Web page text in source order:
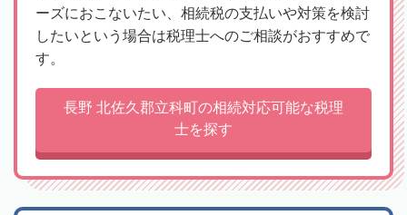
ーズにおこないたい、相続税の支払いや対策を検討
したいという場合は税理士へのご相談がおすすめで
す。
長野 北佐久郡立科町の相続対応可能な税理
士を探す